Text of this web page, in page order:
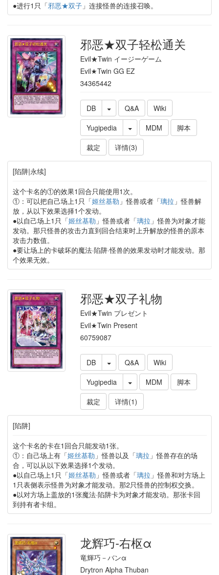
●进行1只「邪恶★双子」连接怪兽的连接召唤。
邪恶★双子轻松通关
Evil★Twin イージーゲーム
Evil★Twin GG EZ
34365442
DB Q&A
Wiki
Yugipedia
MDM
脚本
裁定
详情(3)
[陷阱|永续]
这个卡名的①的效果1回合只能使用1次。
①：可以把自己场上1只「姬丝基勒 」怪兽或者「璃拉 」怪兽解
放，从以下效果选择1个发动。
●以自己场上1只「姬丝基勒 」怪兽或者「璃拉 」怪兽为对象才能
发动。那只怪兽的攻击力直到回合结束时上升解放的怪兽的原本
攻击力数值。
●要让场上的卡破坏的魔法·陷阱·怪兽的效果发动时才能发动。那
个效果无效。
邪恶★双子礼物
Evil★Twin プレゼント
Evil★Twin Present
60759087
DB Q&A
Wiki
Yugipedia
MDM
脚本
裁定
详情(1)
[陷阱]
这个卡名的卡在1回合只能发动1张。
①：自己场上有「姬丝基勒 」怪兽以及「璃拉 」怪兽存在的场
合，可以从以下效果选择1个发动。
●以自己场上1只「姬丝基勒 」怪兽或者「璃拉 」怪兽和对方场上
1只表侧表示怪兽为对象才能发动。那2只怪兽的控制权交换。
●以对方场上盖放的1张魔法·陷阱卡为对象才能发动。那张卡回
到持有者卡组。
龙辉巧-右枢α
竜輝巧－バンα
Drytron Alpha Thuban